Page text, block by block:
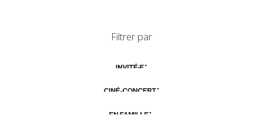
Filtrer par